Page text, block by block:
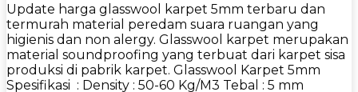
Update harga glasswool karpet 5mm terbaru dan
termurah material peredam suara ruangan yang
higienis dan non alergy. Glasswool karpet merupakan
material soundproofing yang terbuat dari karpet sisa
produksi di pabrik karpet. Glasswool Karpet 5mm
Spesifikasi : Density : 50-60 Kg/M3 Tebal : 5 mm